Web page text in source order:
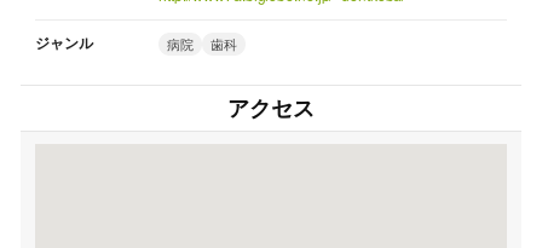
ジャンル 病院 歯科
アクセス